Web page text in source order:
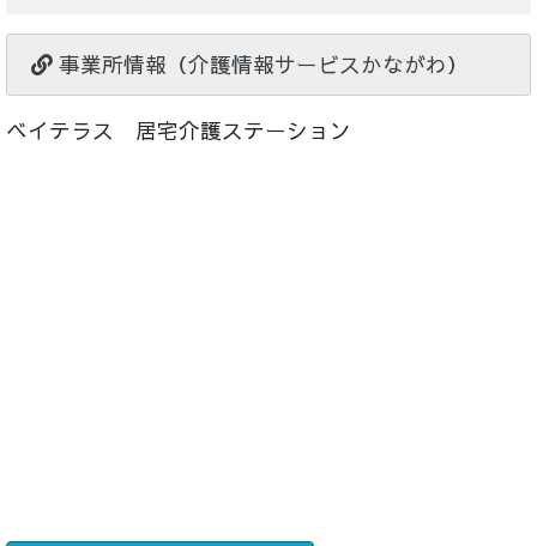
事業所情報（介護情報サービスかながわ）
ベイテラス 居宅介護ステーション